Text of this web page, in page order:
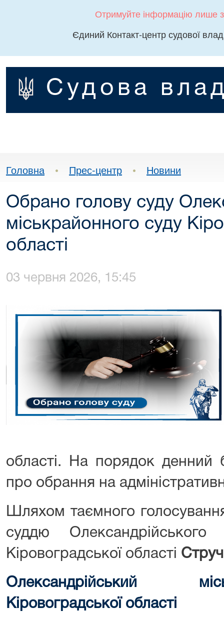
Отримуйте інформацію лише
Єдиний Контакт-центр судової
Судова
Головна • Прес-центр • Новини
Обрано голову суду
міськрайонного суду
області
03 червня 2026, 15:45
області. На порядок денний
про обрання на
Шляхом таємного
суддю Олександрійського
Кіровоградської області
Олександрійський
Кіровоградської області